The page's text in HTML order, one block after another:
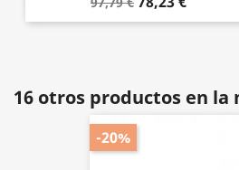
16 otros productos en la
-20%